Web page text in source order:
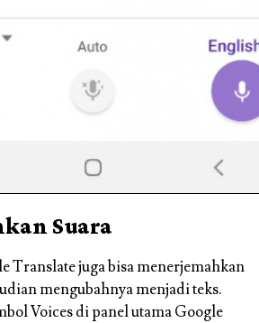
Suara
Translate juga bisa menerjemahkan
mengubahnya menjadi teks.
Voices di panel utama Google